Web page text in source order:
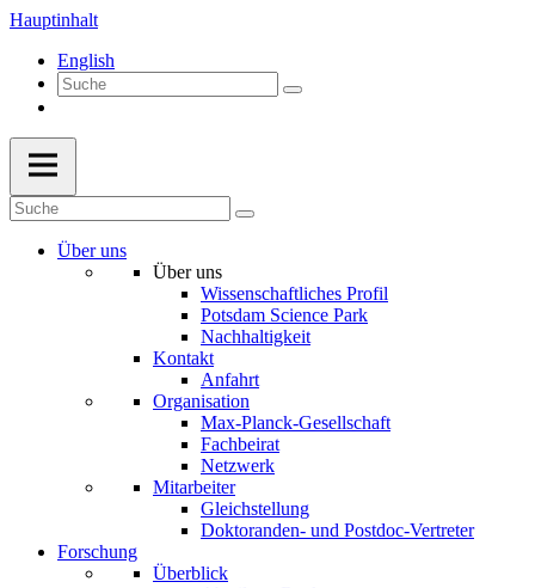
Hauptinhalt
English
Über uns
Über uns
Wissenschaftliches Profil
Potsdam Science Park
Nachhaltigkeit
Kontakt
Anfahrt
Organisation
Max-Planck-Gesellschaft
Fachbeirat
Netzwerk
Mitarbeiter
Gleichstellung
Doktoranden- und Postdoc-Vertreter
Forschung
Überblick